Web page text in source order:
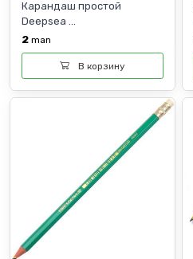
Карандаш простой
Deepsea ...
2 man
В корзину